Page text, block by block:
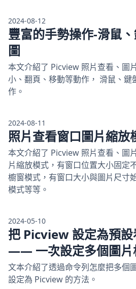
2024-08-12
豐富的手勢操作-滑鼠
圖
本文介紹了 Picview 照片查看、圖
小、翻頁、移動等動作， 滑鼠、鍵
作。
2024-08-11
照片查看窗口圖片縮放
本文介紹了 Picview 照片查看、圖
片縮放模式，有窗口位置大小固定
櫥窗模式，有窗口大小與圖片尺寸
模式等等。
2024-05-10
把 Picview 設定為預
—— 一次設定多個圖片
文本介紹了透過命令列怎麼把多個
設定為 Picview 的方法。